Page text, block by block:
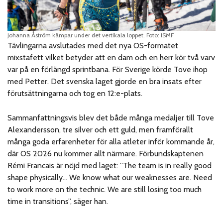
Johanna Åström kämpar under det vertikala loppet. Foto: ISMF
Tävlingarna avslutades med det nya OS-formatet
mixstafett vilket betyder att en dam och en herr kör två varv
var på en förlängd sprintbana. För Sverige körde Tove ihop
med Petter. Det svenska laget gjorde en bra insats efter
förutsättningarna och tog en 12:e-plats.
Sammanfattningsvis blev det både många medaljer till Tove
Alexandersson, tre silver och ett guld, men framförallt
många goda erfarenheter för alla atleter inför kommande år,
där OS 2026 nu kommer allt närmare. Förbundskaptenen
Rémi Francais är nöjd med laget: ”The team is in really good
shape physically… We know what our weaknesses are. Need
to work more on the technic. We are still losing too much
time in transitions”, säger han.